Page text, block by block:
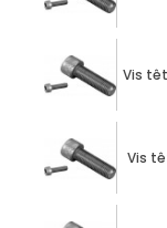
Vis
Vis